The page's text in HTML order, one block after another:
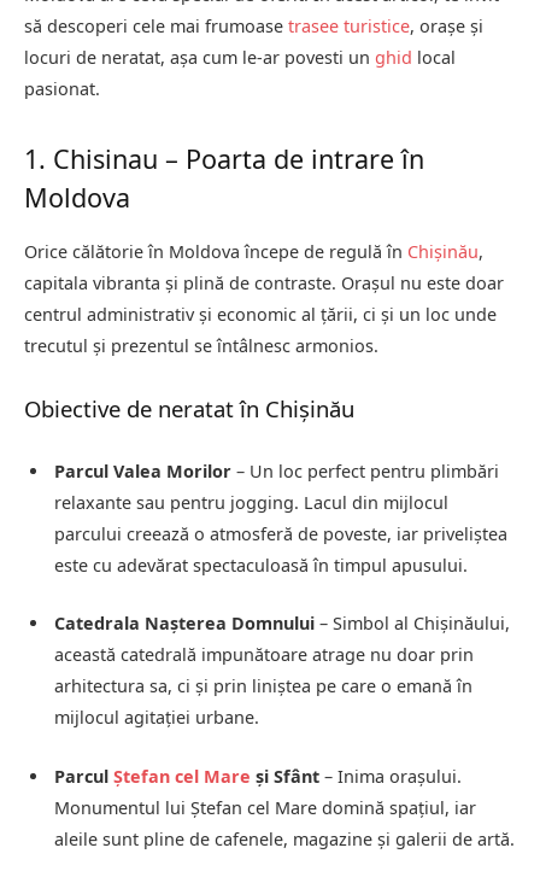
să descoperi cele mai frumoase trasee turistice, orașe și
locuri de neratat, așa cum le-ar povesti un ghid local
pasionat.
1. Chisinau – Poarta de intrare în
Moldova
Orice călătorie în Moldova începe de regulă în Chișinău,
capitala vibranta și plină de contraste. Orașul nu este doar
centrul administrativ și economic al țării, ci și un loc unde
trecutul și prezentul se întâlnesc armonios.
Obiective de neratat în Chișinău
Parcul Valea Morilor – Un loc perfect pentru plimbări
relaxante sau pentru jogging. Lacul din mijlocul
parcului creează o atmosferă de poveste, iar priveliștea
este cu adevărat spectaculoasă în timpul apusului.
Catedrala Nașterea Domnului – Simbol al Chișinăului,
această catedrală impunătoare atrage nu doar prin
arhitectura sa, ci și prin liniștea pe care o emană în
mijlocul agitației urbane.
Parcul Ștefan cel Mare și Sfânt – Inima orașului.
Monumentul lui Ștefan cel Mare domină spațiul, iar
aleile sunt pline de cafenele, magazine și galerii de artă.